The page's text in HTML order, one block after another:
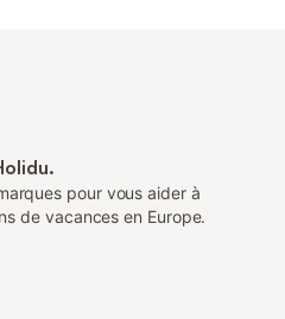
pour vous aider à
de vacances en Europe.